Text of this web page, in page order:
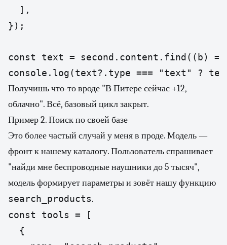
  ],
});
const text = second.content.find((b)
console.log(text?.type === "text" ?
Получишь что-то вроде "В Питере сейчас +12,
облачно". Всё, базовый цикл закрыт.
Пример 2. Поиск по своей базе
Это более частый случай у меня в проде. Модель —
фронт к нашему каталогу. Пользователь спрашивает
"найди мне беспроводные наушники до 5 тысяч",
модель формирует параметры и зовёт нашу функцию
search_products.
const tools = [
  {